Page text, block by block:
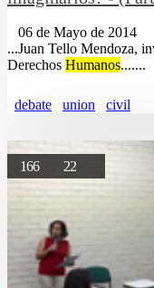
06 de Mayo de 2014
...Juan Tello Mendoza,
Derechos Humanos.......
debate union civil
166 22